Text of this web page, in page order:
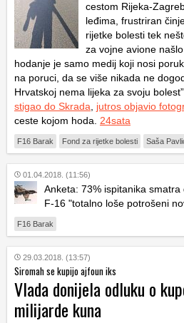
cestom Rijeka-
leđima, frustriran
rijetke bolesti tek
za vojne avione
hodanje je samo medij koji nosi
na poruci, da se više nikada ne
Hrvatskoj nema lijeka za svoju bolest”
stigao do Skrada
jutros objavio
ceste kojom hoda. 24sata
F16 Barak Fond za rijetke bolesti Saša
01.04.2018. (11:56)
Anketa: 73% ispitanika
F-16 "totalno loše potrošeni
F16 Barak
29.03.2018. (13:57)
Siromah se kupijo ajfoun iks
Vlada donijela odluku o
milijarde kuna